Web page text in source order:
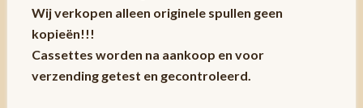
Wij verkopen alleen originele spullen geen
kopieën!!!
Cassettes worden na aankoop en voor
verzending getest en gecontroleerd.